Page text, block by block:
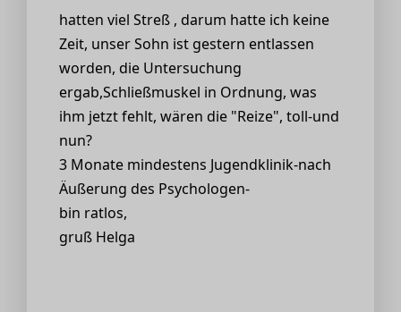
hatten viel Streß , darum hatte ich keine
Zeit, unser Sohn ist gestern entlassen
worden, die Untersuchung
ergab,Schließmuskel in Ordnung, was
ihm jetzt fehlt, wären die "Reize", toll-und
nun?
3 Monate mindestens Jugendklinik-nach
Äußerung des Psychologen-
bin ratlos,
gruß Helga